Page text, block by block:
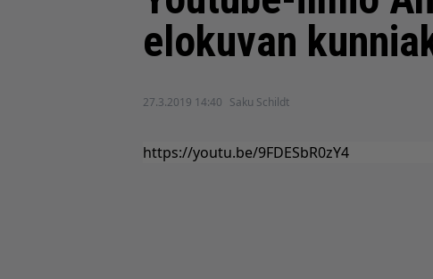
elokuvan
27.3.2019 14:40 Saku Schildt
https://youtu.be/9FDESbR0zY4